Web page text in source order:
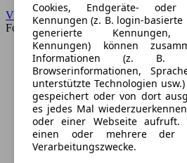
VW
Forum
Cookies, Endgeräte-
Kennungen (z. B. login-
generierte Kennungen,
Kennungen) können
Informationen (z. B.
Browserinformationen,
unterstützte Technologien
gespeichert oder von dort
es jedes Mal
oder einer Webseite aufruft.
einen oder mehrere der
Verarbeitungszwecke.